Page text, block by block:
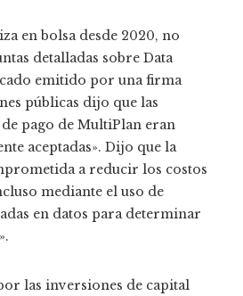
en bolsa desde 2020, no
detalladas sobre Data
emitido por una firma
públicas dijo que las
pago de MultiPlan eran
aceptadas». Dijo que la
a reducir los costos
mediante el uso de
en datos para determinar
las inversiones de capital